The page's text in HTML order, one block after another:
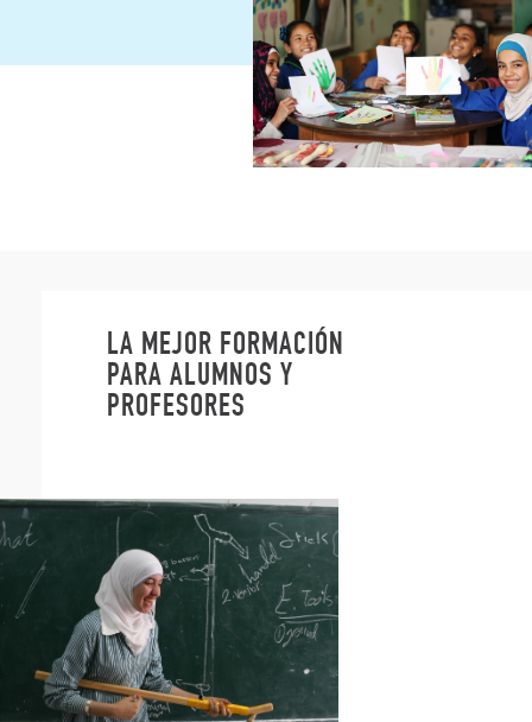
LA MEJOR FORMACIÓN
PARA ALUMNOS Y
PROFESORES